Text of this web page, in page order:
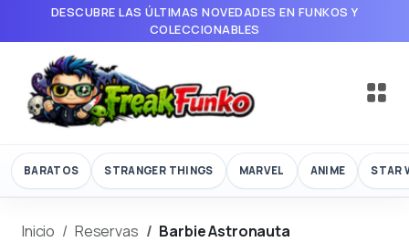
DESCUBRE LAS ÚLTIMAS NOVEDADES EN FUNKOS Y
COLECCIONABLES
BARATOS STRANGER THINGS MARVEL ANIME STAR
Inicio Reservas Barbie Astronauta